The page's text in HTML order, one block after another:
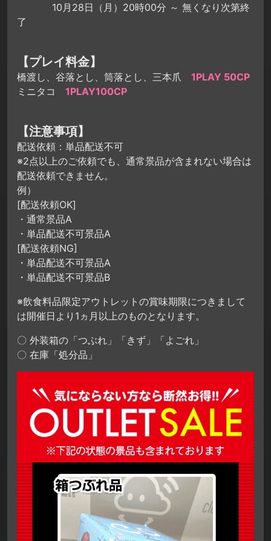
10月28日（月）20時00分 ～ 無くなり次第終
了
【プレイ料金】
橋渡し、谷落とし、筒落とし、三本爪 1PLAY 50CP
ミニタコ 1PLAY100CP
【注意事項】
配送依頼：単品配送不可
※2点以上のご依頼でも、通常景品が含まれない場合は
配送依頼できません。
例）
[配送依頼OK]
・通常景品A
・単品配送不可景品A
[配送依頼NG]
・単品配送不可景品A
・単品配送不可景品B
※飲食料品限定アウトレットの賞味期限につきまして
は開催日より1ヵ月以上のものとなります。
〇 外装箱の「つぶれ」「きず」「よごれ」
〇 在庫「処分品」